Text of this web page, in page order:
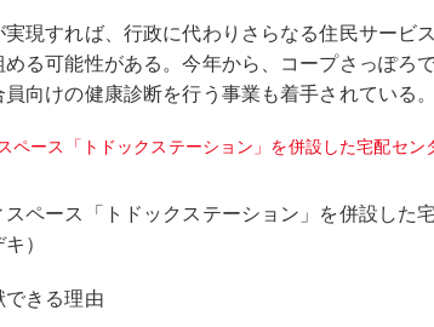
現すれば、行政に代わりさらなる住民サービ
る可能性がある。今年から、コープさっぽろ
向けの健康診断を行う事業も着手されている。
ペース「トドックステーション」を併設した
）
できる理由